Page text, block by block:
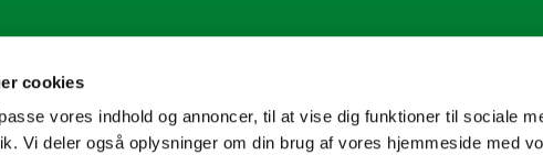
cookies
vores indhold og annoncer, til at vise dig funktioner til sociale
Vi deler også oplysninger om din brug af vores hjemmeside med